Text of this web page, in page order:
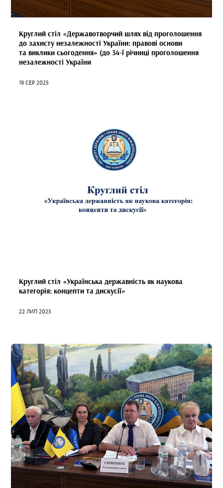
Круглий стіл «Державотворчий шлях від проголошення
до захисту незалежності України: правові основи
та виклики сьогодення» (до 34-ї річниці проголошення
незалежності України
19 СЕР 2025
Круглий стіл «Українська державність як наукова
категорія: концепти та дискусії»
22 ЛИП 2025